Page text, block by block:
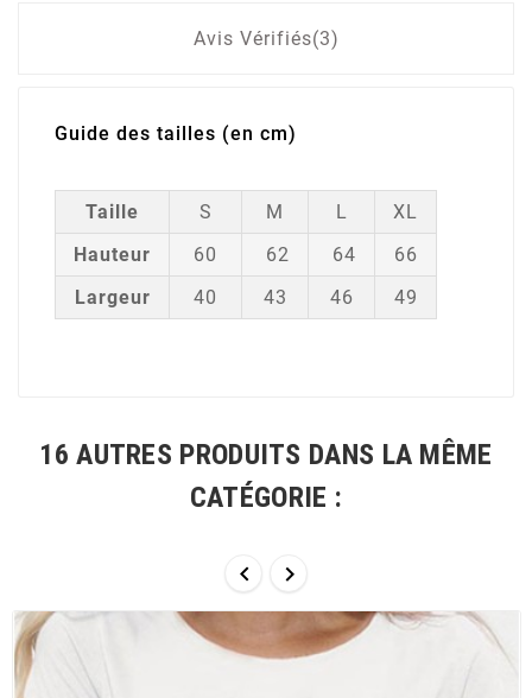
Avis Vérifiés(3)
Guide des tailles (en cm)
Taille S M L
XL
Hauteur
60 62 64
66
Largeur
40 43 46 49
16 AUTRES PRODUITS DANS LA MÊME
CATÉGORIE :
 